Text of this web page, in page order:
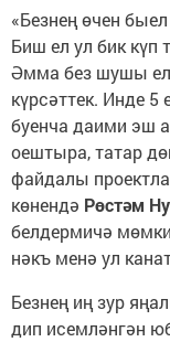
«Безнең өчен
Биш ел ул бик күп
Әмма без шушы
күрсәттек. Инде
буенча даими эш
оештыра, татар
файдалы
көнендә Рөстәм
белдермичә
нәкъ менә ул
Безнең иң зур
дип исемләнгән